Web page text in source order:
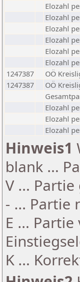
Elozahl
Elozahl
Elozahl
Elozahl
Elozahl
Elozahl
1247387
OÖ
1247387
OÖ
Elozahl
Elozahl
Elozahl
Hinweis1
blank ...
V ...
- ... Partie
E ...
K ...